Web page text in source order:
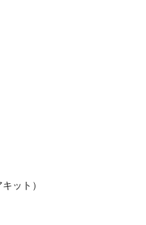
ット）